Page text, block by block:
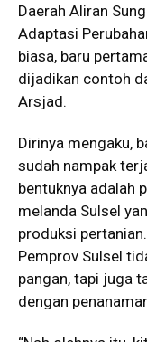
Daerah Aliran
Adaptasi
biasa, baru
dijadikan contoh
Arsjad.
Dirinya mengaku,
sudah nampak
bentuknya adalah
melanda Sulsel
produksi
Pemprov Sulsel
pangan, tapi juga
dengan